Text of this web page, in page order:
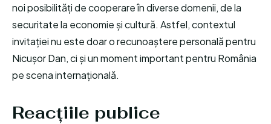
noi posibilități de cooperare în diverse domenii, de la
securitate la economie și cultură. Astfel, contextul
invitației nu este doar o recunoaștere personală pentru
Nicușor Dan, ci și un moment important pentru România
pe scena internațională.
Reacțiile publice